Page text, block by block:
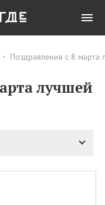
Поздравления с 8 марта
лучшей
Все
«Счастье
(Happiness